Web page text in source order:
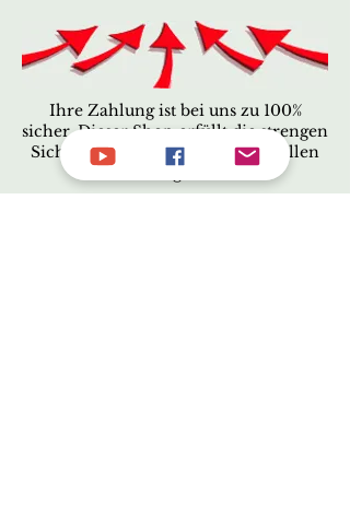
Ihre Zahlung ist bei uns zu 100%
sicher. Dieser Shop erfüllt die strengen
Sicherheitsvorgaben und Kontrollen
des Zahlungsanbieters.